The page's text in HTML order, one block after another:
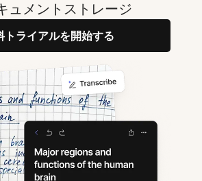
ュメントストレージ
トライアルを開始する